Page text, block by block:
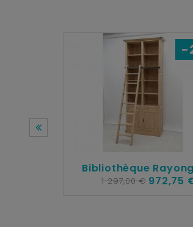
-
Bibliothèque
1 297,00 € 972,75